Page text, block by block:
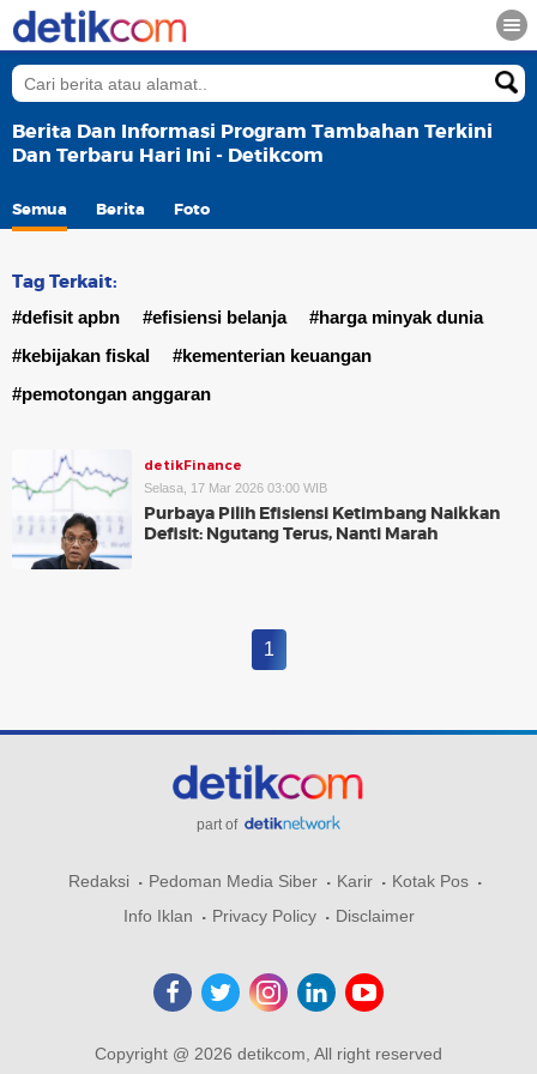
Berita Dan Informasi Program Tambahan Terkini
Dan Terbaru Hari Ini - Detikcom
Semua Berita Foto
Tag Terkait:
#defisit apbn #efisiensi belanja
#harga minyak dunia
#kebijakan fiskal
#kementerian keuangan
#pemotongan anggaran
detikFinance
Selasa, 17 Mar 2026 03:00 WIB
Purbaya Pilih Efisiensi Ketimbang Naikkan
Defisit: Ngutang Terus, Nanti Marah
1
part of
Redaksi Pedoman Media Siber Karir
Kotak Pos
Info Iklan
Privacy Policy Disclaimer
Copyright @ 2026 detikcom, All right reserved